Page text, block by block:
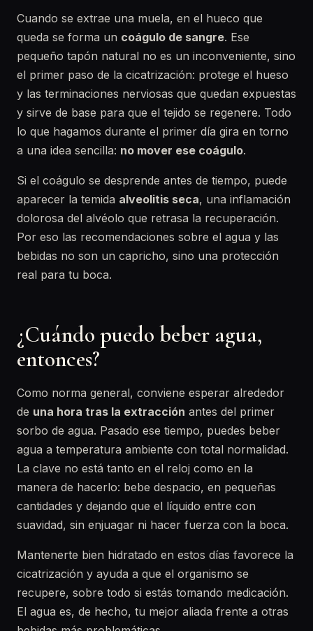
Cuando se extrae una muela, en el hueco que
queda se forma un coágulo de sangre. Ese
pequeño tapón natural no es un inconveniente, sino
el primer paso de la cicatrización: protege el hueso
y las terminaciones nerviosas que quedan expuestas
y sirve de base para que el tejido se regenere. Todo
lo que hagamos durante el primer día gira en torno
a una idea sencilla: no mover ese coágulo.
Si el coágulo se desprende antes de tiempo, puede
aparecer la temida alveolitis seca, una inflamación
dolorosa del alvéolo que retrasa la recuperación.
Por eso las recomendaciones sobre el agua y las
bebidas no son un capricho, sino una protección
real para tu boca.
¿Cuándo puedo beber agua,
entonces?
Como norma general, conviene esperar alrededor
de una hora tras la extracción antes del primer
sorbo de agua. Pasado ese tiempo, puedes beber
agua a temperatura ambiente con total normalidad.
La clave no está tanto en el reloj como en la
manera de hacerlo: bebe despacio, en pequeñas
cantidades y dejando que el líquido entre con
suavidad, sin enjuagar ni hacer fuerza con la boca.
Mantenerte bien hidratado en estos días favorece la
cicatrización y ayuda a que el organismo se
recupere, sobre todo si estás tomando medicación.
El agua es, de hecho, tu mejor aliada frente a otras